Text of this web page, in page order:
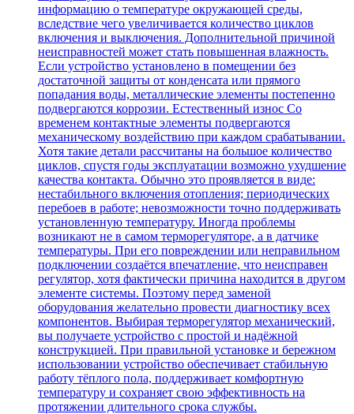
информацию о температуре окружающей среды,
вследствие чего увеличивается количество циклов
включения и выключения. Дополнительной причиной
неисправностей может стать повышенная влажность.
Если устройство установлено в помещении без
достаточной защиты от конденсата или прямого
попадания воды, металлические элементы постепенно
подвергаются коррозии. Естественный износ Со
временем контактные элементы подвергаются
механическому воздействию при каждом срабатывании.
Хотя такие детали рассчитаны на большое количество
циклов, спустя годы эксплуатации возможно ухудшение
качества контакта. Обычно это проявляется в виде:
нестабильного включения отопления; периодических
перебоев в работе; невозможности точно поддерживать
установленную температуру. Иногда проблемы
возникают не в самом терморегуляторе, а в датчике
температуры. При его повреждении или неправильном
подключении создаётся впечатление, что неисправен
регулятор, хотя фактически причина находится в другом
элементе системы. Поэтому перед заменой
оборудования желательно провести диагностику всех
компонентов. Выбирая терморегулятор механический,
вы получаете устройство с простой и надёжной
конструкцией. При правильной установке и бережном
использовании устройство обеспечивает стабильную
работу тёплого пола, поддерживает комфортную
температуру и сохраняет свою эффективность на
протяжении длительного срока службы.